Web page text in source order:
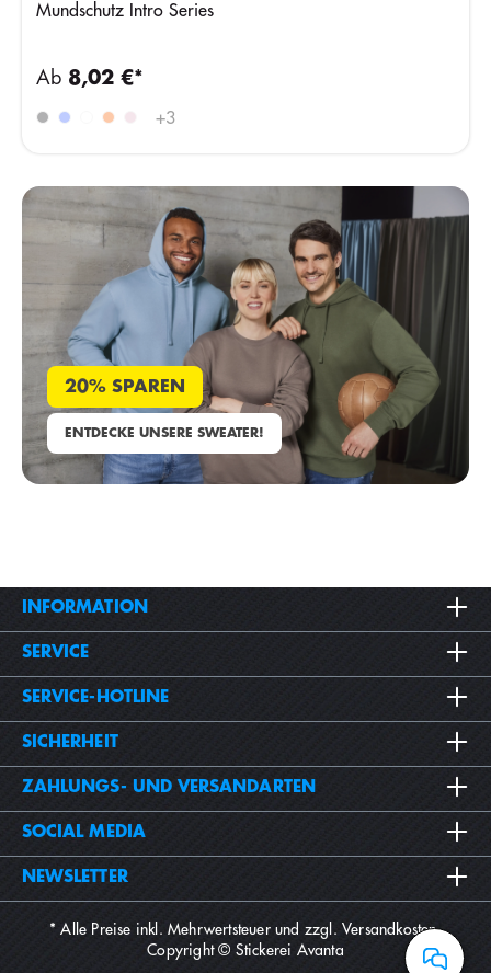
Mundschutz Intro Series
+3
Ab 8,02 €*
20% SPAREN
ENTDECKE UNSERE SWEATER!
INFORMATION
SERVICE
SERVICE-HOTLINE
SICHERHEIT
ZAHLUNGS- UND VERSANDARTEN
SOCIAL MEDIA
NEWSLETTER
* Alle Preise inkl. Mehrwertsteuer und zzgl.Versandkosten.
Copyright © Stickerei Avanta